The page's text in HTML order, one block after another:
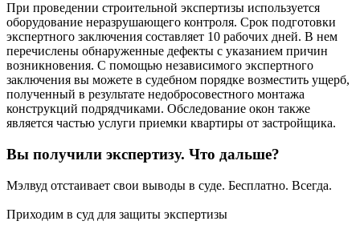
При проведении строительной экспертизы используется
оборудование неразрушающего контроля. Срок подготовки
экспертного заключения составляет 10 рабочих дней. В нем
перечислены обнаруженные дефекты с указанием причин
возникновения. С помощью независимого экспертного
заключения вы можете в судебном порядке возместить ущерб,
полученный в результате недобросовестного монтажа
конструкций подрядчиками. Обследование окон также
является частью услуги приемки квартиры от застройщика.
Вы получили экспертизу. Что дальше?
Мэлвуд отстаивает свои выводы в суде. Бесплатно. Всегда.
Приходим в суд для защиты экспертизы